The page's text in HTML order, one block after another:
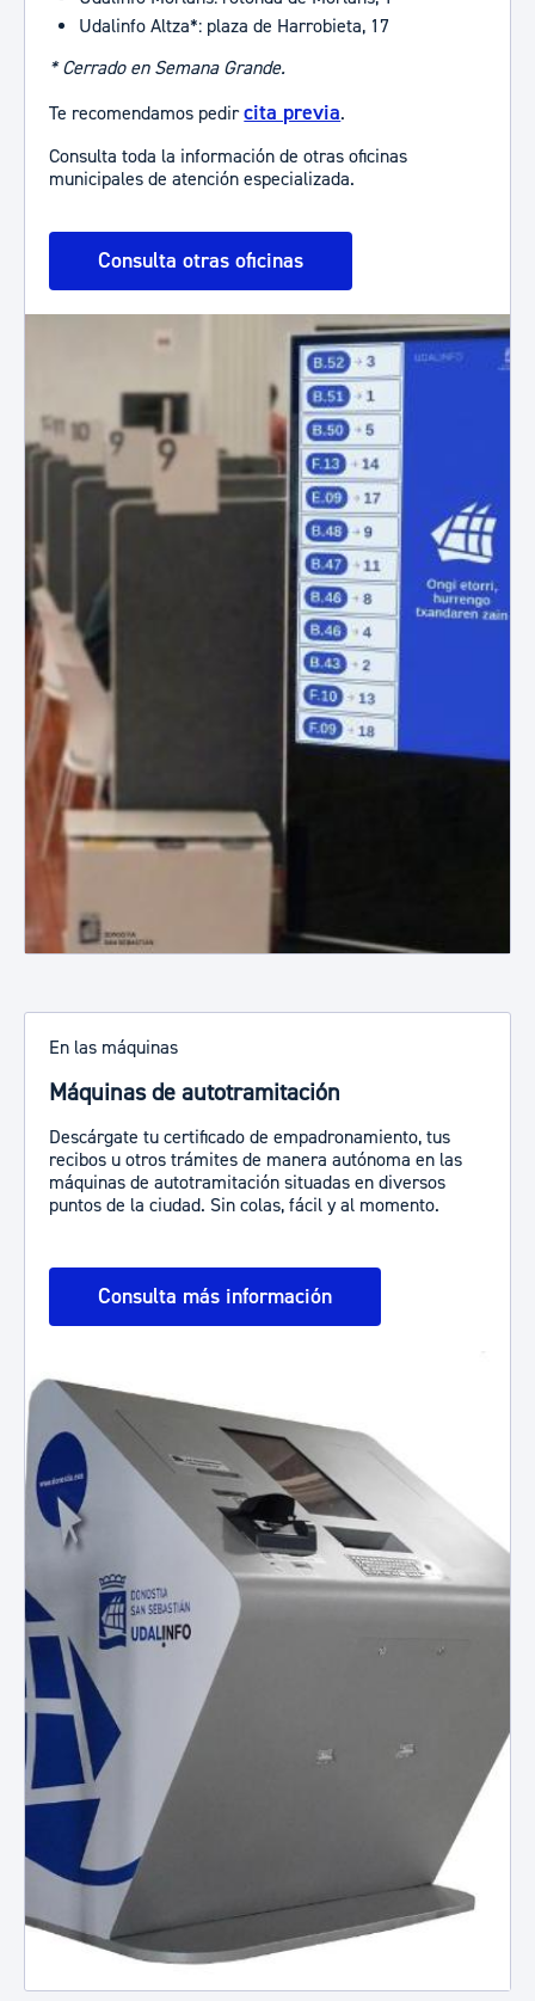
Udalinfo Altza*: plaza de Harrobieta, 17
* Cerrado en Semana Grande.
Te recomendamos pedircita previa.
Consulta toda la información de otras oficinas
municipales de atención especializada.
Consulta otras oficinas
En las máquinas
Máquinas de autotramitación
Descárgate tu certificado de empadronamiento, tus
recibos u otros trámites de manera autónoma en las
máquinas de autotramitación situadas en diversos
puntos de la ciudad. Sin colas, fácil y al momento.
Consulta más información